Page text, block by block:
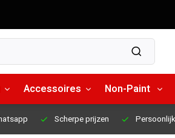
Accessoires Non-Paint
Scherpe prijzen